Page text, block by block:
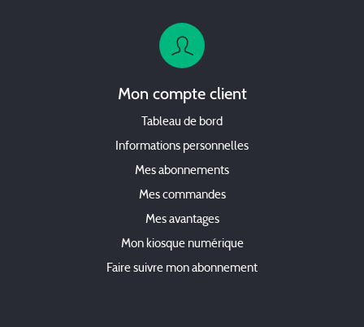
Mon compte client
Tableau de bord
Informations personnelles
Mes abonnements
Mes commandes
Mes avantages
Mon kiosque numérique
Faire suivre mon abonnement